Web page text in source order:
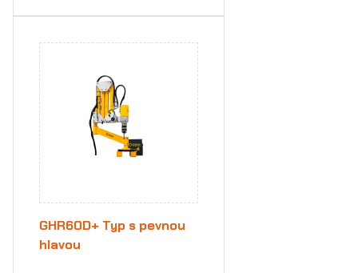
GHR60D+ Typ s pevnou
hlavou